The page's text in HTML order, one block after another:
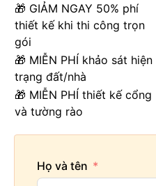
🎁 GIẢM NGAY 50% phí
thiết kế khi thi công trọn
gói
🎁 MIỄN PHÍ khảo sát hiện
trạng đất/nhà
🎁 MIỄN PHÍ thiết kế cổng
và tường rào
Họ và tên